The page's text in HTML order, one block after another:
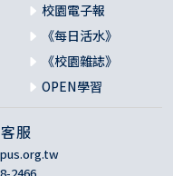
校園電子報
《每日活水》
《校園雜誌》
OPEN學習
服